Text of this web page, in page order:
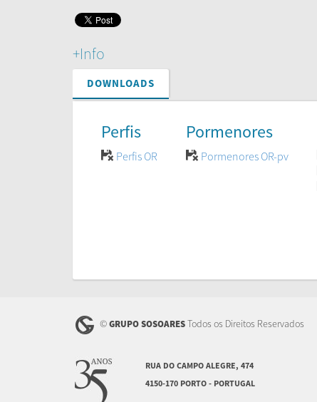
+Info
DOWNLOADS
Perfis
Perfis OR
Pormenores
Pormenores OR-pv
©GRUPO SOSOARESTodos os Direitos Reservados
RUA DO CAMPO ALEGRE, 474
4150-170 PORTO - PORTUGAL